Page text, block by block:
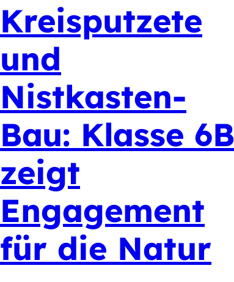
Kreisputzete
und
Nistkasten-
Bau: Klasse 6B
zeigt
Engagement
für die Natur